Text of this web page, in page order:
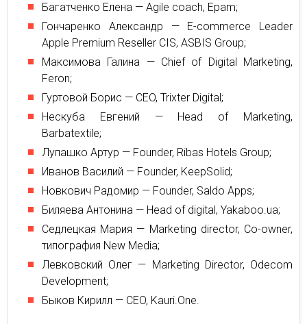
Багатченко Елена — Agile coach, Epam;
Гончаренко Александр — E-commerce Leader
Apple Premium Reseller CIS, ASBIS Group;
Максимова Галина — Chief of Digital Marketing,
Feron;
Гуртовой Борис — CEO, Trixter Digital;
Нескуба Евгений — Head of Marketing,
Barbatextile;
Лупашко Артур — Founder, Ribas Hotels Group;
Иванов Василий — Founder, KeepSolid;
Новкович Радомир — Founder, Saldo Apps;
Биляева Антонина — Head of digital, Yakaboo.ua;
Седлецкая Мария — Marketing director, Co-owner,
типография New Media;
Левковский Олег — Marketing Director, Odecom
Development;
Быков Кирилл — CEO, Kauri.One.